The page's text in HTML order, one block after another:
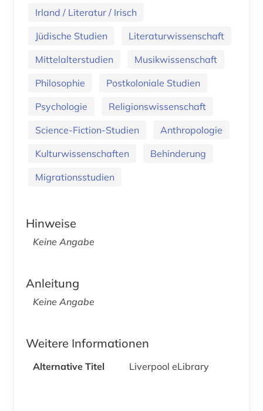
Irland / Literatur / Irisch
Jüdische Studien
Literaturwissenschaft
Mittelalterstudien
Musikwissenschaft
Philosophie
Postkoloniale Studien
Psychologie
Religionswissenschaft
Science-Fiction-Studien
Anthropologie
Kulturwissenschaften
Behinderung
Migrationsstudien
Hinweise
Keine Angabe
Anleitung
Keine Angabe
Weitere Informationen
Alternative Titel Liverpool eLibrary